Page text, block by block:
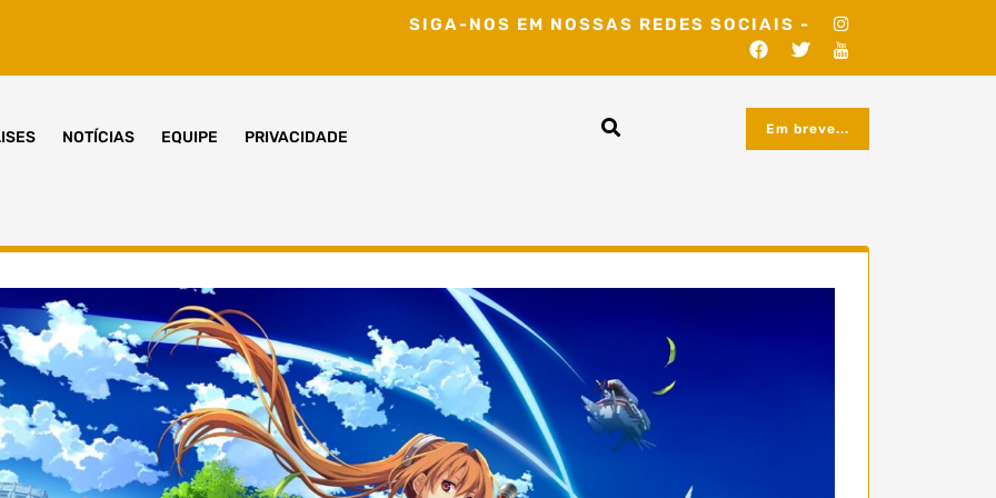
SIGA-NOS EM NOSSAS REDES SOCIAIS -
NOTÍCIAS EQUIPE PRIVACIDADE Em breve...